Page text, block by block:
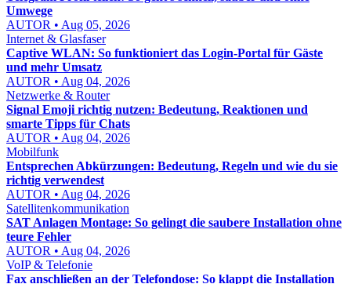
Umwege
AUTOR • Aug 05, 2026
Internet & Glasfaser
Captive WLAN: So funktioniert das Login-Portal für Gäste
und mehr Umsatz
AUTOR • Aug 04, 2026
Netzwerke & Router
Signal Emoji richtig nutzen: Bedeutung, Reaktionen und
smarte Tipps für Chats
AUTOR • Aug 04, 2026
Mobilfunk
Entsprechen Abkürzungen: Bedeutung, Regeln und wie du sie
richtig verwendest
AUTOR • Aug 04, 2026
Satellitenkommunikation
SAT Anlagen Montage: So gelingt die saubere Installation ohne
teure Fehler
AUTOR • Aug 04, 2026
VoIP & Telefonie
Fax anschließen an der Telefondose: So klappt die Installation